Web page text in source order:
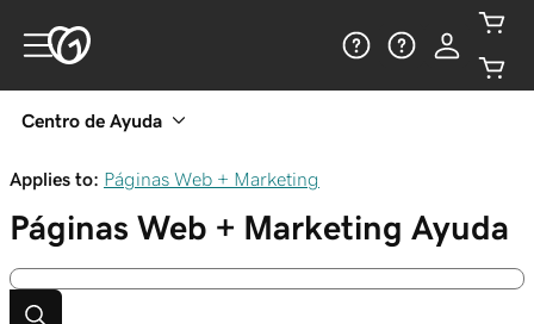
Centro de Ayuda
Applies to: Páginas Web + Marketing
Páginas Web + Marketing Ayuda